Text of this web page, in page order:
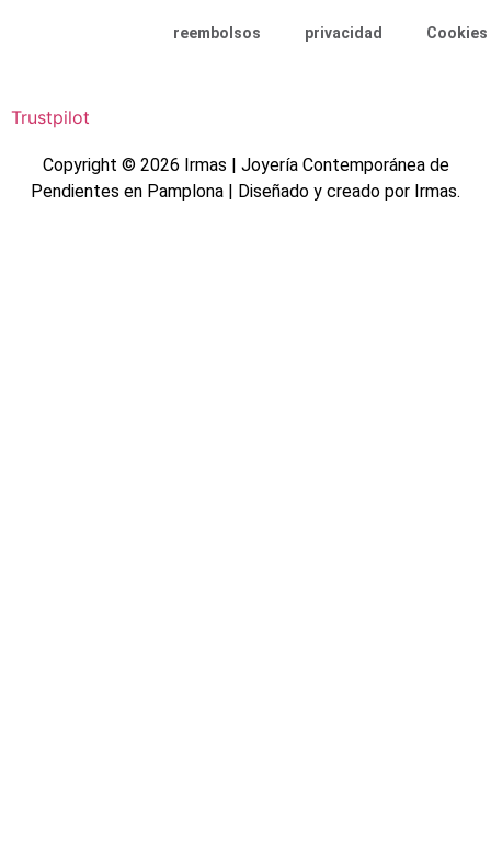
reembolsos privacidad Cookies
Trustpilot
Copyright © 2026 Irmas | Joyería Contemporánea de
Pendientes en Pamplona | Diseñado y creado por Irmas.